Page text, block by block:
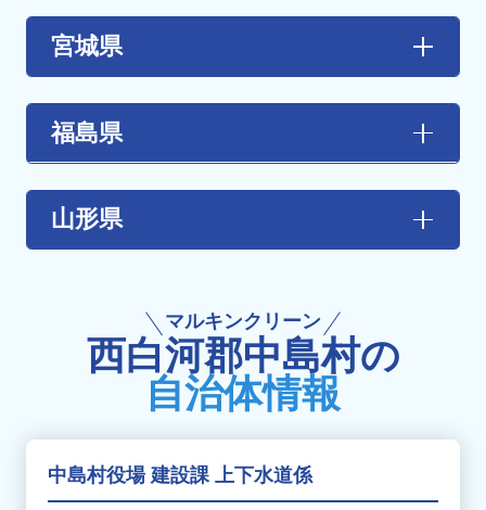
宮城県
【あ行】
伊具郡丸森町
【か行】
角田市/刈田郡蔵王町/刈田郡七ヶ宿町/加
美郡加美町
黒川郡
大郷町/黒川郡大衡村/黒川郡大和町
柴田郡大河原町/柴田郡川崎町
田郡柴田町/柴田郡村田町/白石市/仙台市
仙台市太白区/ 仙台市泉区/仙台市若林区
仙台市宮城野区
/仙台市青葉区
多賀城市 /遠田郡美里町/ 遠田郡涌谷町
谷市/ 登米市
福島県
【あ行】
大玉村/ 会津坂下町 / 会津美里町 / 会津若松
鏡石町 / 葛尾村 / 金山町 / 川内村 / 川俣町 / 喜
多方市 / 北塩原村 /国見町/桑折町/ 郡山市
山形県
【は行】
東根市
マルキンクリーン
西白河郡中島村の
自治体情報
中島村役場 建設課 上下水道係